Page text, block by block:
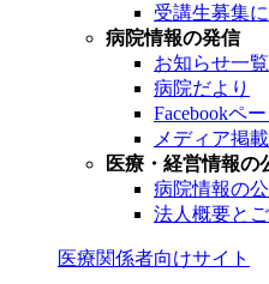
受講生募集
病院情報の発信
お知らせ一覧
病院だより
Facebookペ
メディア掲載
医療・経営情報の
病院情報の
法人概要と
医療関係者向けサイト